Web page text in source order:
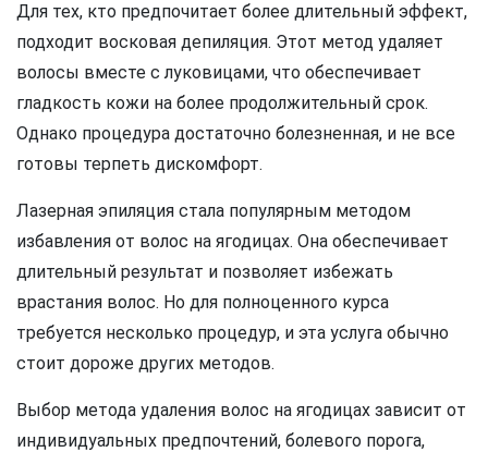
Для тех, кто предпочитает более длительный эффект,
подходит восковая депиляция. Этот метод удаляет
волосы вместе с луковицами, что обеспечивает
гладкость кожи на более продолжительный срок.
Однако процедура достаточно болезненная, и не все
готовы терпеть дискомфорт.
Лазерная эпиляция стала популярным методом
избавления от волос на ягодицах. Она обеспечивает
длительный результат и позволяет избежать
врастания волос. Но для полноценного курса
требуется несколько процедур, и эта услуга обычно
стоит дороже других методов.
Выбор метода удаления волос на ягодицах зависит от
индивидуальных предпочтений, болевого порога,